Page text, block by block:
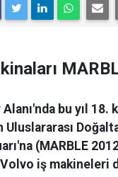
bu yıl 18.
(MARBLE
Volvo iş makineleri